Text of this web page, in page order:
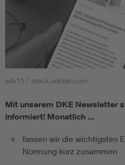
sdx15 / stock.adobe.com
Mit unserem DKE Newsletter
informiert! Monatlich ...
fassen wir die wichtigsten
Normung kurz zusammen